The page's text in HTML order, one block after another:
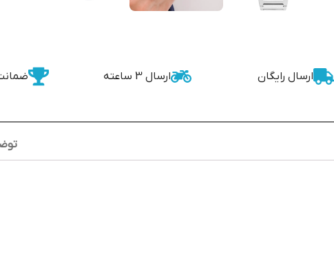
ارسال رایگان ارسال 3 ساعته